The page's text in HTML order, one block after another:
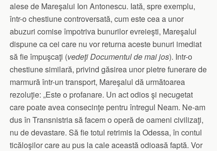
alese de Mareşalui Ion Antonescu. Iată, spre exemplu,
într-o chestiune controversată, cum este cea a unor
abuzuri comise împotriva bunurilor evreieşti, Mareşalul
dispune ca cei care nu vor returna aceste bunuri imediat
să fie împuşcaţi (vedeţi Documentul de mai jos). Intr-o
chestiune similară, privind găsirea unor pietre funerare de
marmură într-un transport, Mareşalul dă următoarea
rezoluţie: „Este o profanare. Un act odios şi necugetat
care poate avea consecinţe pentru întregul Neam. Ne-am
dus în Transnistria să facem o operă de oameni civilizaţi,
nu de devastare. Să fie totul retrimis la Odessa, în contul
ticăloşilor care au pus la cale această odioasă faptă. Vor